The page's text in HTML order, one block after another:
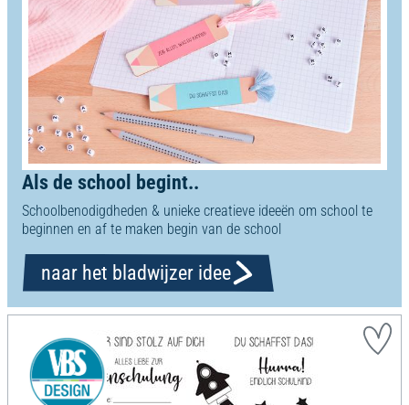
Als de school begint..
Schoolbenodigdheden & unieke creatieve ideeën om school te
beginnen en af te maken begin van de school
naar het bladwijzer idee